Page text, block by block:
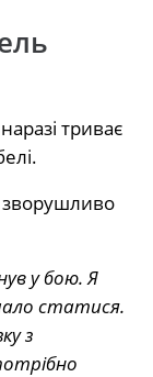
триває
у бою. Я
статися.
з